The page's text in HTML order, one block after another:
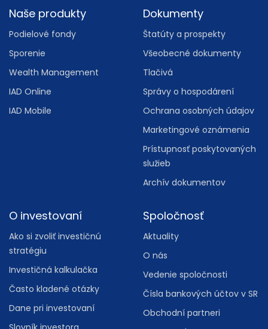
Footer
Naše produkty
Podielové fondy
Sporenie
Wealth Management
IAD Online
IAD Mobile
Dokumenty
Štatúty a prospekty
Všeobecné dokumenty
Tlačivá
Správy o hospodárení
Ochrana osobných údajov
Marketingové oznámenia
Prístupnosť poskytovaných
služieb
Archív dokumentov
O investovaní
Ako si zvoliť investičnú
stratégiu
Investičná kalkulačka
Často kladené otázky
Dane pri investovaní
Spoločnosť
Aktuality
O nás
Vedenie spoločnosti
Čísla bankových účtov v SR
Obchodní partneri